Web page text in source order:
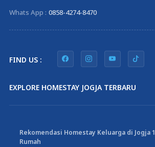
Whats App : 0858-4274-8470
FIND US :
EXPLORE HOMESTAY JOGJA TERBARU
Rekomendasi Homestay Keluarga di Jogja 1
Rumah